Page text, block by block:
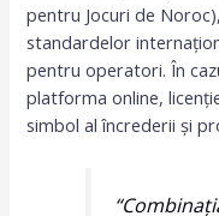
pentru Jocuri de
standardelor
pentru operatori. În
platforma online,
simbol al încrederii și